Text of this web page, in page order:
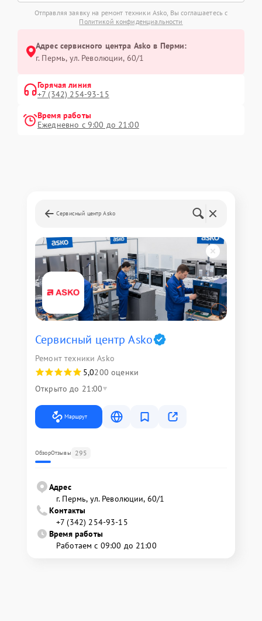
Отправляя заявку на ремонт техники Asko, Вы соглашаетесь с
Политикой конфиденциальности
Адрес сервисного центра Asko в Перми:
г. Пермь, ул. ​Революции, 60/1
Горячая линия
+7 (342) 254-93-15
Время работы
Ежедневно с 9:00 до 21:00
Сервисный центр Asko
Сервисный центр Asko
Ремонт техники Asko
5,0200 оценки
Открыто до 21:00
Маршрут
ОбзорОтзывы 295
Адрес
г. Пермь, ул. ​Революции, 60/1
Контакты
+7 (342) 254-93-15
Время работы
Работаем с 09:00 до 21:00